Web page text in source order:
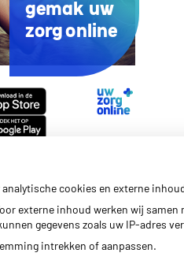
gemak uw
zorg online
cookies en externe
externe inhoud werken wij
gegevens zoals uw IP-adres
intrekken of aanpassen.